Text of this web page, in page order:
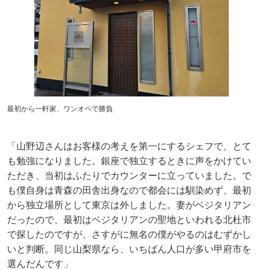
最初から一軒家、ワンオペで勝負
「山野辺さんはお客様の考えを第一にするシェフで、とて
も勉強になりました。銀座で独立するときに声をかけてい
ただき、当初はふたりでカウンターに立っていました。で
も僕自身は青森の田舎出身なので都会には馴染めず、最初
から独立場所として東京は外しました。妻がベジタリアン
だったので、最初はベジタリアンの聖地といわれる北杜市
で探したのですが、さすがに無名の僕がやるのはむずかし
いと判断。同じ山梨県なら、いちばん人口が多い甲府市を
選んだんです」